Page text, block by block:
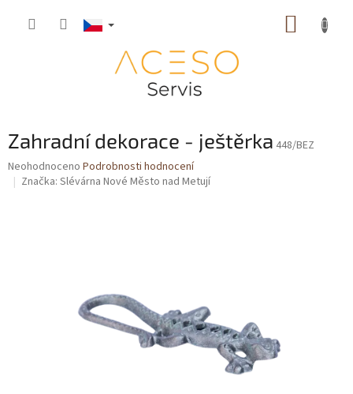
Zahradní dekorace - ještěrka 448/BEZ
Průměrné
hodnocení
Neohodnoceno Podrobnosti hodnocení
Značka: Slévárna Nové Město nad Metují